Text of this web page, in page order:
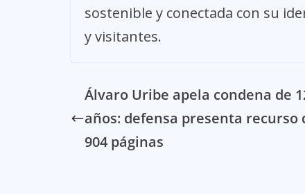
sostenible y conectada con su
y visitantes.
Álvaro Uribe apela condena de
años: defensa presenta recurso
904 páginas